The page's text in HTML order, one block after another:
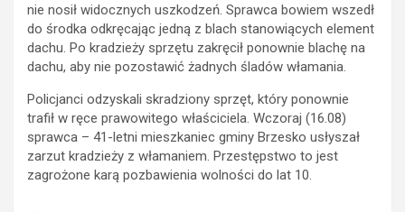
nie nosił widocznych uszkodzeń. Sprawca bowiem wszedł
do środka odkręcając jedną z blach stanowiących element
dachu. Po kradzieży sprzętu zakręcił ponownie blachę na
dachu, aby nie pozostawić żadnych śladów włamania.
Policjanci odzyskali skradziony sprzęt, który ponownie
trafił w ręce prawowitego właściciela. Wczoraj (16.08)
sprawca – 41-letni mieszkaniec gminy Brzesko usłyszał
zarzut kradzieży z włamaniem. Przestępstwo to jest
zagrożone karą pozbawienia wolności do lat 10.